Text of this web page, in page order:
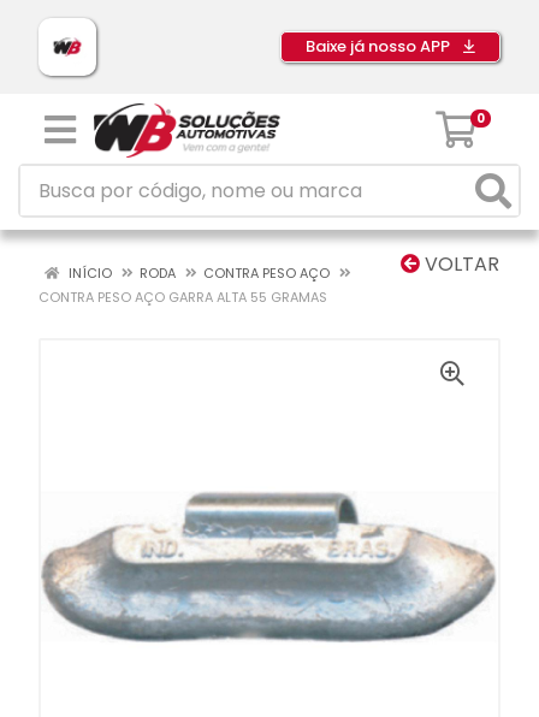
Baixe já nosso APP
0
VOLTAR
INÍCIO RODA
CONTRA PESO AÇO
CONTRA PESO AÇO GARRA ALTA 55 GRAMAS